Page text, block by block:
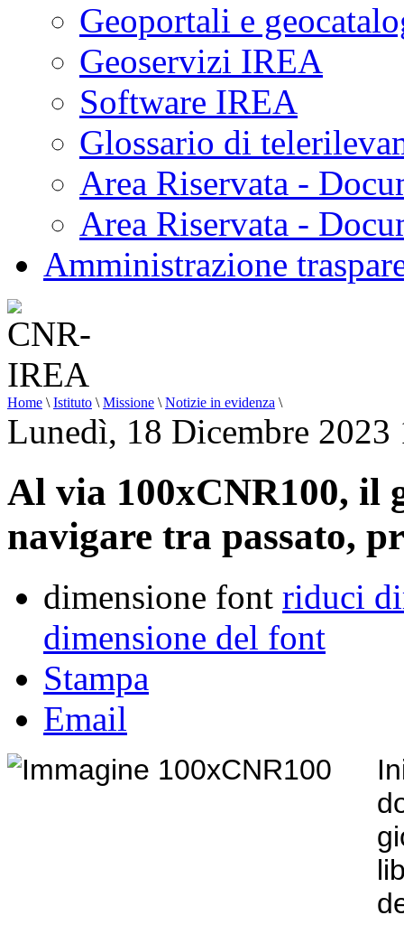
Geoportali e
Geoservizi IREA
Software IREA
Glossario di
Area Riservata -
Area Riservata -
Amministrazione
Home \ Istituto \ Missione \ Notizie in evidenza \
Lunedì, 18 Dicembre 2023
Al via 100xCNR100, il
navigare tra passato,
dimensione font riduci
dimensione del font
Stampa
Email